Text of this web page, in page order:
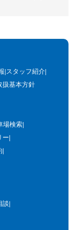
スタッフ紹介
扱基本方針
場検索
ー
談